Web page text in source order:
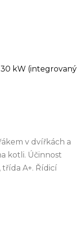
kW (integrovaný
v dvířkách a
kotli. Účinnost
třída A+. Řídicí